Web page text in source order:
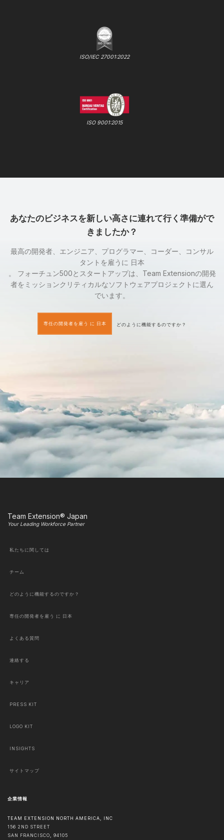
ISO/IEC 27001:2022
ISO 9001:2015
あなたのビジネスを新しい高さに連れて行く準備がで
きましたか？
最高の開発者、エンジニア、プログラマー、コーダー、コンサル
タントを雇うに 日本
。 フォーチュン500とスタートアップは、Team Extensionの開発
者をミッションクリティカルなソフトウェアプロジェクトに選ん
でいます。
専任の開発者を雇う に 日本 どのように機能するのですか？
Team Extension® Japan
Your Leading Workforce Partner
私たちに関しては
チーム
どのように機能するのですか？
専任の開発者を雇う に 日本
よくある質問
連絡する
キャリア
PRESS KIT
LOGO KIT
INSIGHTS
サイトマップ
企業情報
TEAM EXTENSION NORTH AMERICA, INC
156 2ND STREET
SAN FRANCISCO, 94105